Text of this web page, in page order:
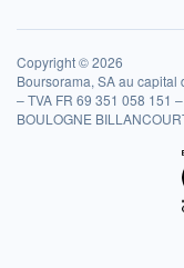
Copyright © 2026
Boursorama, SA au
– TVA FR 69 351 058 151
BOULOGNE